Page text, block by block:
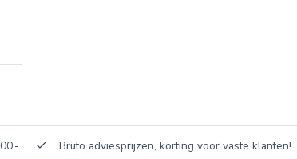
Bruto adviesprijzen, korting voor vaste klanten!